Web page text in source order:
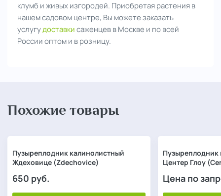
клумб и живых изгородей. Приобретая растения в
нашем садовом центре, Вы можете заказать
услугудоставкисаженцев в Москве и по всей
России оптом и в розницу.
Похожие товары
Пузыреплодник калинолистный
Ждеховице (Zdechovice)
650 руб.
Пузыреплодник
Центер Глоу
Цена по